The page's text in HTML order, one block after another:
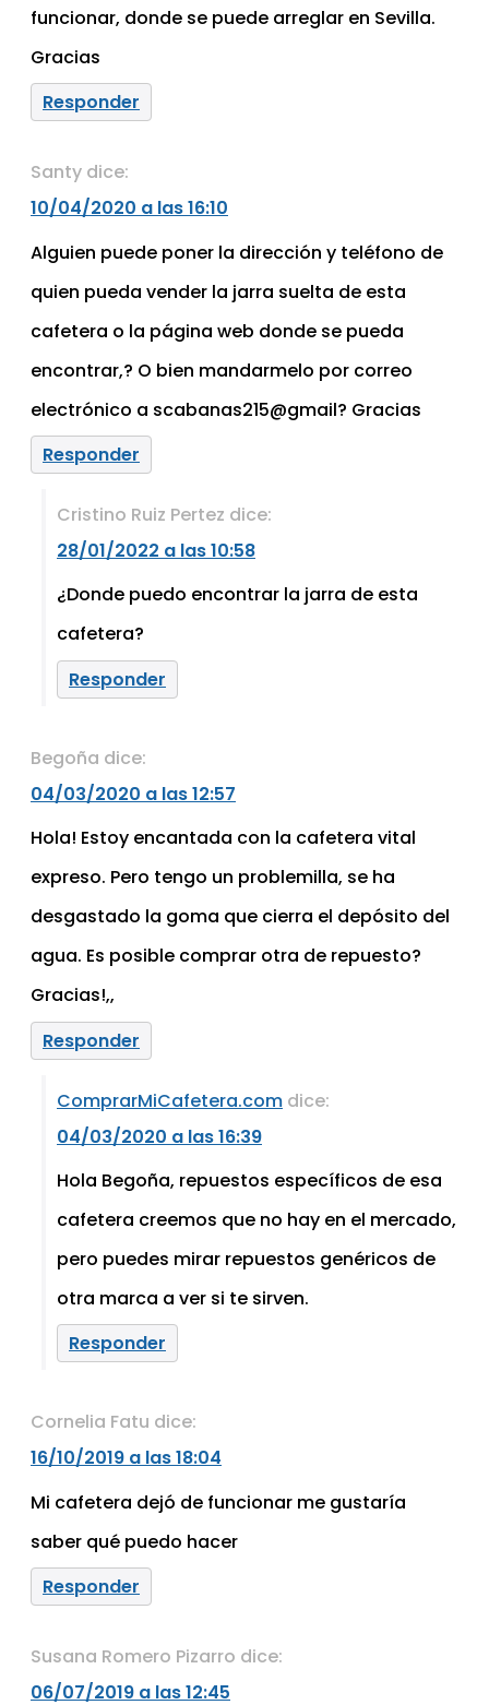
funcionar, donde se puede arreglar en Sevilla.
Gracias
Responder
Santy dice:
10/04/2020 a las 16:10
Alguien puede poner la dirección y teléfono de
quien pueda vender la jarra suelta de esta
cafetera o la página web donde se pueda
encontrar,? O bien mandarmelo por correo
electrónico a scabanas215@gmail? Gracias
Responder
Cristino Ruiz Pertez dice:
28/01/2022 a las 10:58
¿Donde puedo encontrar la jarra de esta
cafetera?
Responder
Begoña dice:
04/03/2020 a las 12:57
Hola! Estoy encantada con la cafetera vital
expreso. Pero tengo un problemilla, se ha
desgastado la goma que cierra el depósito del
agua. Es posible comprar otra de repuesto?
Gracias!,,
Responder
ComprarMiCafetera.com dice:
04/03/2020 a las 16:39
Hola Begoña, repuestos específicos de esa
cafetera creemos que no hay en el mercado,
pero puedes mirar repuestos genéricos de
otra marca a ver si te sirven.
Responder
Cornelia Fatu dice:
16/10/2019 a las 18:04
Mi cafetera dejó de funcionar me gustaría
saber qué puedo hacer
Responder
Susana Romero Pizarro dice:
06/07/2019 a las 12:45